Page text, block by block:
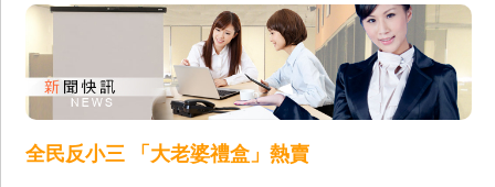
全民反小三 「大老婆禮盒」熱賣